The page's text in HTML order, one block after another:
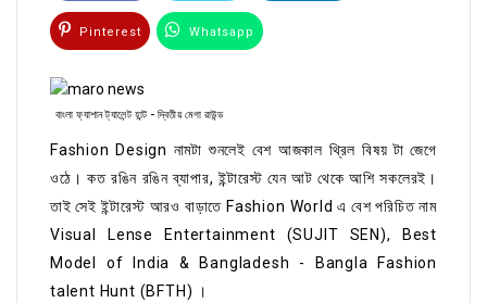
Pinterest Whatsapp
বাংলা ফ্যাশান ট্যালেন্ট হান্ট - দ্বিতীয় মেগা রাউন্ড
Fashion Design নামটা শুনলেই বেশ আজকাল থ্রিল বিষয় টা জেগে
ওঠে। কত রঙিন রঙিন ব্যাপার, ইন্টারেস্ট যেন আট থেকে আশি সকলেরই।
তাই সেই ইন্টারেস্ট আরও বাড়াতে Fashion World এ বেশ পরিচিত নাম
Visual Lense Entertainment (SUJIT SEN), Best
Model of India & Bangladesh - Bangla Fashion
talent Hunt (BFTH) ।